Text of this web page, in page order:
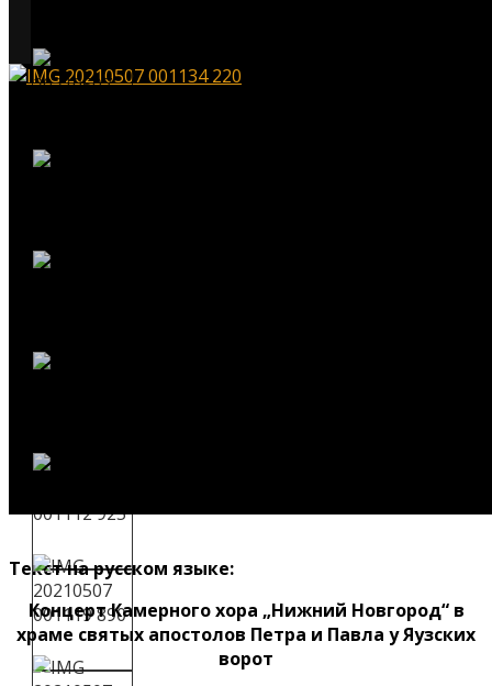
Текст на русском языке:
Концерт Камерного хора „Нижний Новгород“ в
храме святых апостолов Петра и Павла у Яузских
ворот